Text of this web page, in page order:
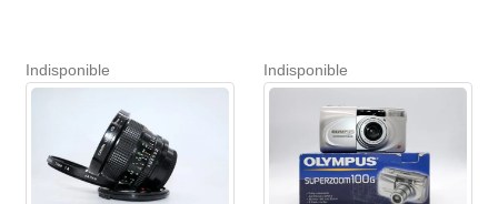
Indisponible Indisponible